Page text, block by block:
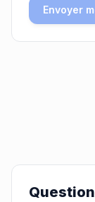
Envoyer